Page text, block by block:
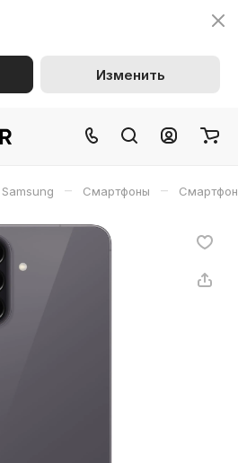
Изменить
Samsung – Смартфоны –